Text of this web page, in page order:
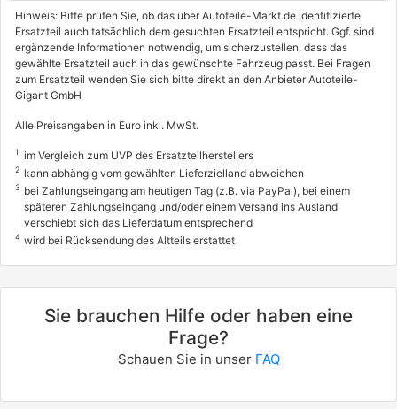
Hinweis: Bitte prüfen Sie, ob das über Autoteile-Markt.de identifizierte
Ersatzteil auch tatsächlich dem gesuchten Ersatzteil entspricht. Ggf. sind
ergänzende Informationen notwendig, um sicherzustellen, dass das
gewählte Ersatzteil auch in das gewünschte Fahrzeug passt. Bei Fragen
zum Ersatzteil wenden Sie sich bitte direkt an den Anbieter Autoteile-
Gigant GmbH
Alle Preisangaben in Euro inkl. MwSt.
1 im Vergleich zum UVP des Ersatzteilherstellers
2 kann abhängig vom gewählten Lieferzielland abweichen
3 bei Zahlungseingang am heutigen Tag (z.B. via PayPal), bei einem
späteren Zahlungseingang und/oder einem Versand ins Ausland
verschiebt sich das Lieferdatum entsprechend
4 wird bei Rücksendung des Altteils erstattet
Sie brauchen Hilfe oder haben eine
Frage?
Schauen Sie in unser FAQ